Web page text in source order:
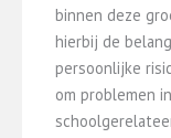
binnen deze
hierbij de
persoonlijke
om problemen